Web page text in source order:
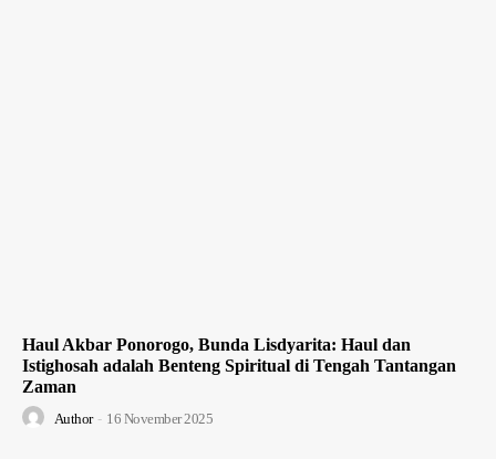
Haul Akbar Ponorogo, Bunda Lisdyarita: Haul dan
Istighosah adalah Benteng Spiritual di Tengah Tantangan
Zaman
Author - 16 November 2025